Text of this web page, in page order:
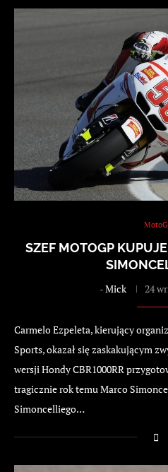
SZEF MOTOGP
-Mick 24
Carmelo Ezpeleta, kierujący
Sports, okazał się zaskakującym
wersji Hondy CBR1000RR
tragicznie rok temu Marco
Simoncelliego…